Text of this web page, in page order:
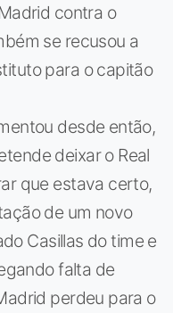
contra o
se recusou a
para o capitão
desde então,
deixar o Real
que estava certo,
de um novo
Casillas do time e
falta de
perdeu para o